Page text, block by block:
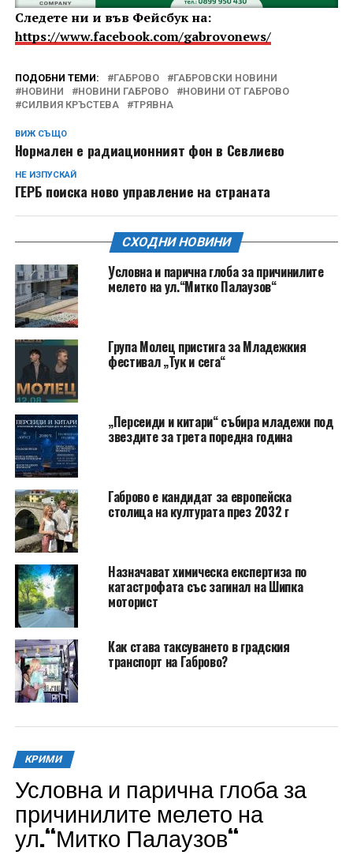
Следете ни и във Фейсбук на:
https://www.facebook.com/gabrovonews/
ПОДОБНИ ТЕМИ: ГАБРОВО
ГАБРОВСКИ НОВИНИ
НОВИНИ
НОВИНИ ГАБРОВО
НОВИНИ ОТ ГАБРОВО
СИЛВИЯ КРЪСТЕВА
ТРЯВНА
ВИЖ СЪЩО
Нормален е радиационният фон в Севлиево
НЕ ИЗПУСКАЙ
ГЕРБ поиска ново управление на страната
СХОДНИ НОВИНИ
Условна и парична глоба за причинилите
мелето на ул.“Митко Палаузов“
Група Молец пристига за Младежкия
фестивал „Тук и сега“
„Персеиди и китари“ събира младежи под
звездите за трета поредна година
Габрово е кандидат за европейска
столица на културата през 2032 г
Назначават химическа експертиза по
катастрофата със загинал на Шипка
моторист
Как става таксуването в градския
транспорт на Габрово?
КРИМИ
Условна и парична глоба за
причинилите мелето на
ул.“Митко Палаузов“